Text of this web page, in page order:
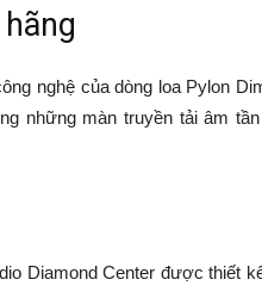
nghệ của dòng loa Pylon
những màn truyền tải âm
Diamond Center được thiết